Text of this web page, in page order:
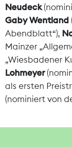
Neudeck
Gaby Wentland
Abendblatt“),
Mainzer
„Wiesbadener
Lohmeyer
als ersten
(nominiert von